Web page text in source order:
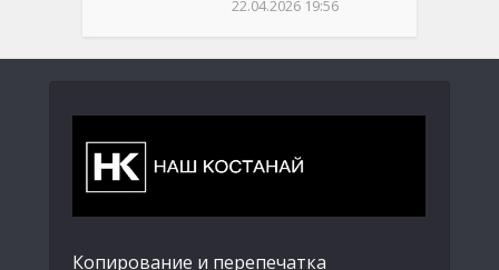
22.04.2026 19:56
Копирование и перепечатка